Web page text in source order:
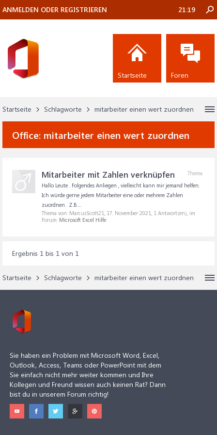
Startseite Schlagworte mitarbeiter einen wert zuordnen
Office: mitarbeiter einen wert zuordnen
Thema
Mitarbeiter mit Zahlen verknüpfen
Hallo Leute . Folgendes Anliegen , vielleicht kann mir jemand helfen.
Ich würde gerne jedem Mitarbeiter eine oder mehrere Zahlen
zuordnen . Z.B....
Thema von: MarcusScott21, 17. November 2021, 1 Antwort(en), im
Forum: Microsoft Excel Hilfe
Ergebnis 1 bis 1 von 1
Startseite Schlagworte mitarbeiter einen wert zuordnen
ANMELDEN ODER REGISTRIEREN 21:19
Startseite Foren
Sie haben ein Problem mit Microsoft Word, Excel,
Outlook, Access, Teams oder PowerPoint mit dem
Sie einfach nicht mehr weiter kommen und Ihre
Kollegen und Freund wissen auch keinen Rat? Dann
bist du in unserem Forum richtig!